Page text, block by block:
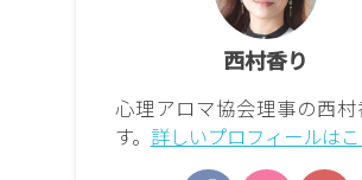
西村香り
心理アロマ協会理事の西村
す。 詳しいプロフィールは